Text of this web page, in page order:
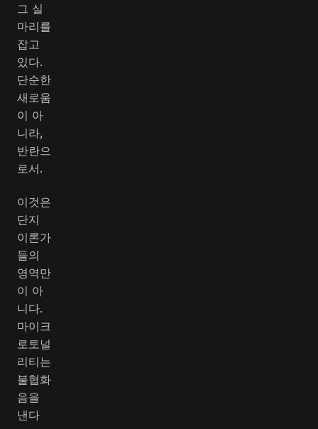
그 실
마리를
잡고
있다.
단순한
새로움
이 아
니라,
반란으
로서.
이것은
단지
이론가
들의
영역만
이 아
니다.
마이크
로토널
리티는
불협화
음을
낸다